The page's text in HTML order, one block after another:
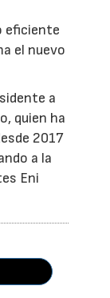
eficiente
el nuevo
a
quien ha
2017
a la
Eni